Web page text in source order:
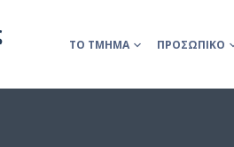
ΤΟ ΤΜΉΜΑ ΠΡΟΣΩΠΙΚΌ